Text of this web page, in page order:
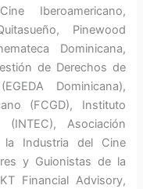
Iberoamericano,
Pinewood
Dominicana,
de Derechos de
Dominicana),
(FCGD), Instituto
Asociación
la Industria del Cine
y Guionistas de la
Financial Advisory,